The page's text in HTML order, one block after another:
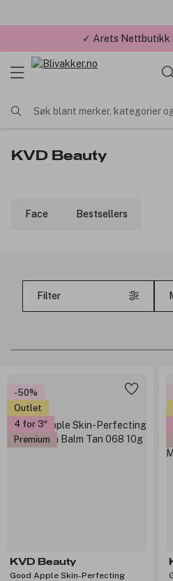
✓ Årets Nettbutikk
Søk blant merker, kategorier
KVD Beauty
Face Bestsellers
Filter
-50%
Outlet
4 for 3
Premium
KVD Beauty
Good Apple Skin-Perfecting